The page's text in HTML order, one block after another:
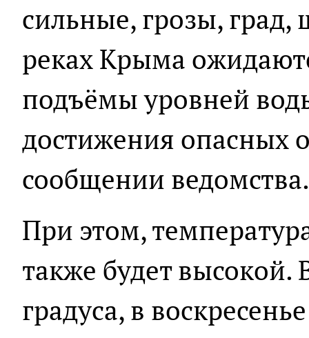
сильные, грозы,
реках Крыма
подъёмы уровней
достижения опасных
сообщении ведомства.
При этом,
также будет высокой.
градуса, в